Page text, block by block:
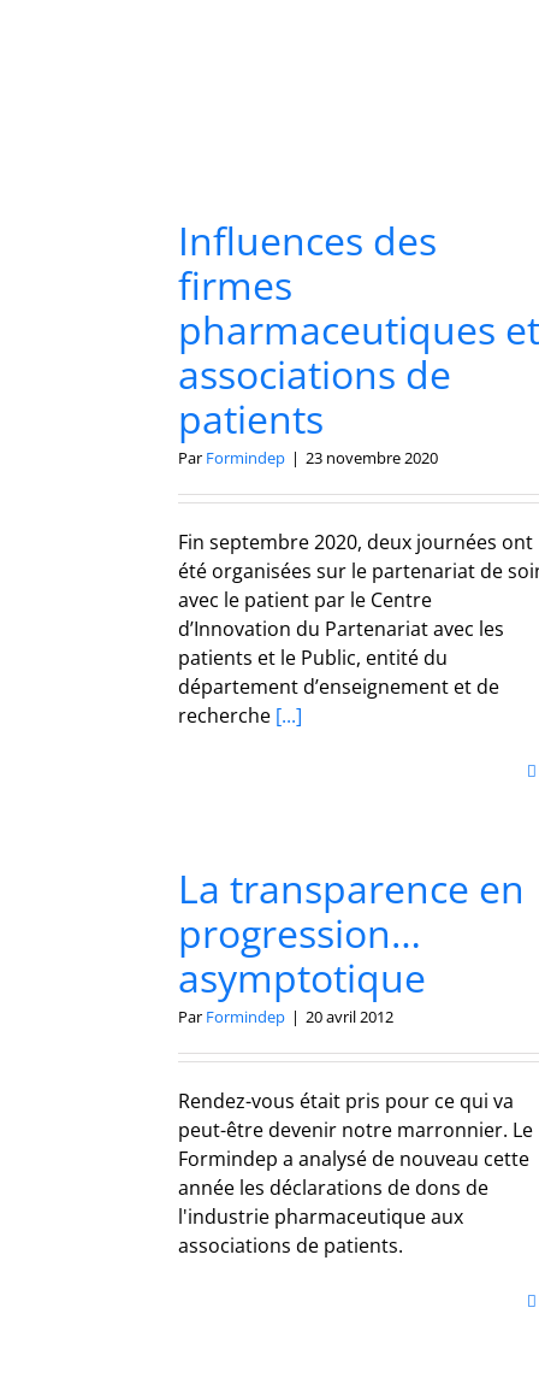
Influences des
firmes
pharmaceutiques et
associations de
patients
Par Formindep | 23 novembre 2020
Fin septembre 2020, deux journées ont
été organisées sur le partenariat de
avec le patient par le Centre
d’Innovation du Partenariat avec les
patients et le Public, entité du
département d’enseignement et de
recherche [...]
La transparence en
progression…
asymptotique
Par Formindep | 20 avril 2012
Rendez-vous était pris pour ce qui va
peut-être devenir notre marronnier. Le
Formindep a analysé de nouveau cette
année les déclarations de dons de
l'industrie pharmaceutique aux
associations de patients.